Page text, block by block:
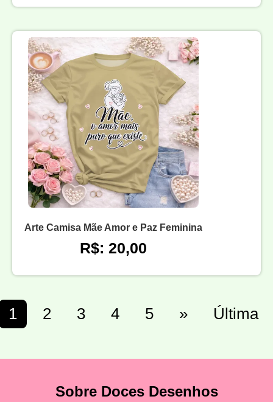
Arte Camisa Mãe Amor e Paz Feminina
R$: 20,00
1 2 3 4 5 » Última
Sobre Doces Desenhos